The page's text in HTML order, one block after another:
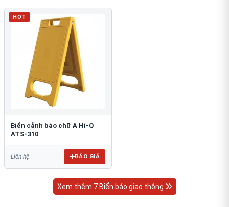
HOT
Biển cảnh báo chữ A Hi-Q
ATS-310
Liên hệ BÁO GIÁ
Xem thêm 7 Biển báo giao thông